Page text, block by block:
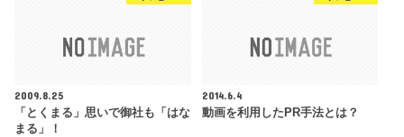
2009.8.25
「とくまる」思いで御社も「はな
まる」！
2014.6.4
動画を利用したPR手法とは？